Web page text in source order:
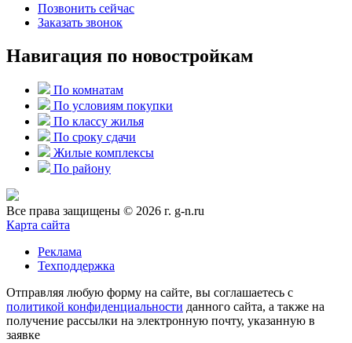
Позвонить сейчас
Заказать звонок
Навигация по новостройкам
По комнатам
По условиям покупки
По классу жилья
По сроку сдачи
Жилые комплексы
По району
Все права защищены © 2026 г. g-n.ru
Карта сайта
Реклама
Техподдержка
Отправляя любую форму на сайте, вы соглашаетесь с
политикой конфиденциальности данного сайта, а также на
получение рассылки на электронную почту, указанную в
заявке